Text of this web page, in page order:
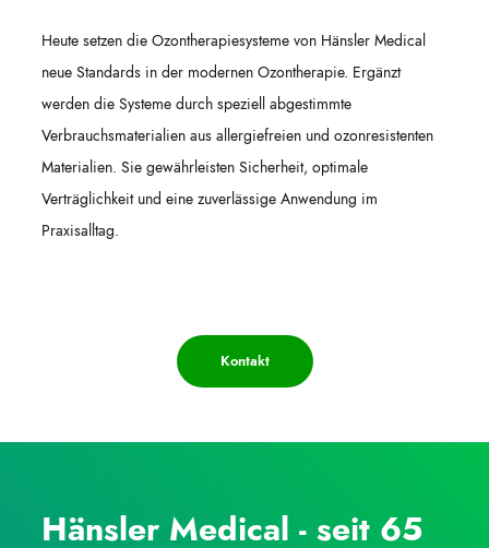
Heute setzen die Ozontherapiesysteme von Hänsler Medical
neue Standards in der modernen Ozontherapie. Ergänzt
werden die Systeme durch speziell abgestimmte
Verbrauchsmaterialien aus allergiefreien und ozonresistenten
Materialien. Sie gewährleisten Sicherheit, optimale
Verträglichkeit und eine zuverlässige Anwendung im
Praxisalltag.
Kontakt
Hänsler Medical - seit 65